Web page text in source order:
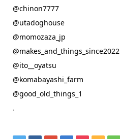
@chinon7777
@utadoghouse
@momozaza_jp
@makes_and_things_since2022
@ito__oyatsu
@komabayashi_farm
@good_old_things_1
.